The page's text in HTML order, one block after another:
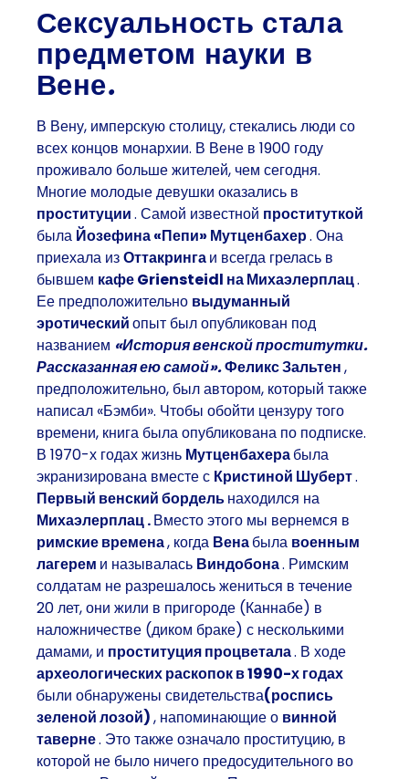
Сексуальность стала
предметом науки в
Вене.
В Вену, имперскую столицу, стекались люди со
всех концов монархии. В Вене в 1900 году
проживало больше жителей, чем сегодня.
Многие молодые девушки оказались в
проституции. Самой известной проституткой
была Йозефина «Пепи» Мутценбахер. Она
приехала изОттакрингаи всегда грелась в
бывшем кафе Griensteidl на Михаэлерплац.
Ее предположительно выдуманный
эротическийопыт был опубликован под
названием «История венской проститутки.
Рассказанная ею самой».Феликс Зальтен,
предположительно, был автором, который также
написал «Бэмби». Чтобы обойти цензуру того
времени, книга была опубликована по подписке.
В 1970-х годах жизнь Мутценбахерабыла
экранизирована вместе с Кристиной Шуберт.
Первый венский бордельнаходился на
Михаэлерплац.Вместо этого мы вернемся в
римские времена, когда Венабыла военным
лагерем и называлась Виндобона. Римским
солдатам не разрешалось жениться в течение
20 лет, они жили в пригороде (Каннабе) в
наложничестве (диком браке) с несколькими
дамами, и проституция процветала. В ходе
археологических раскопок в 1990-х годах
были обнаружены свидетельства(роспись
зеленой лозой), напоминающие о винной
таверне. Это также означало проституцию, в
которой не было ничего предосудительного во